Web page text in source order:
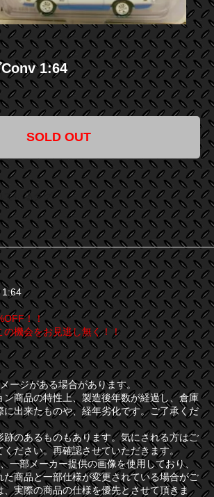
1:64
SOLD OUT
ているタグ
1:64
！！
の機会をお見逃し無く！！
ージがある場合があります。
ン商品の特性上、製造後年数が経過し、倉庫
に出来たものや、経年劣化です。ご了承くだ
跡のあるものもあります。気にされる方はご
ください。再確認させていただきます。
一部メーカー提供の画像を使用しており、
た商品と一部仕様が変更されている場合がご
、実際の商品の仕様を優先とさせて頂きま